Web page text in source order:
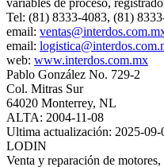
Tel: (81) 8333-4083, (81)
email:
email:
web: www.interdos.com.mx
Pablo González No. 729-2
Col. Mitras Sur
64020 Monterrey, NL
ALTA: 2004-11-08
Ultima actualización: 2025-09-
LODIN
Venta y reparación de